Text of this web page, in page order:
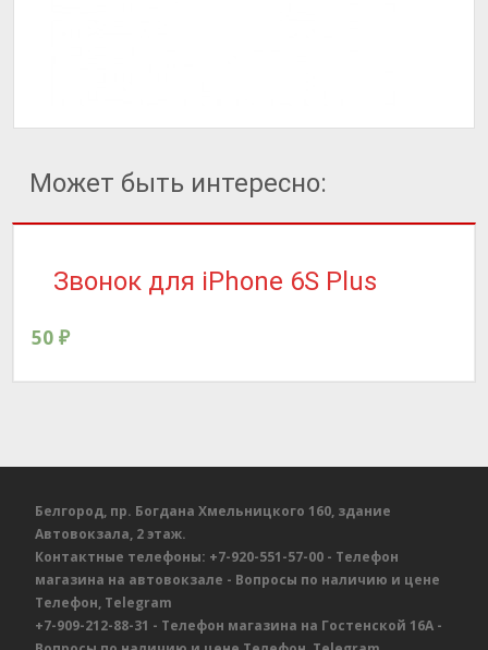
Может быть интересно:
Звонок для iPhone 6S Plus
50 ₽
Белгород, пр. Богдана Хмельницкого 160, здание
Автовокзала, 2 этаж.
Контактные телефоны: +7-920-551-57-00 - Телефон
магазина на автовокзале - Вопросы по наличию и цене
Телефон, Telegram
+7-909-212-88-31 - Телефон магазина на Гостенской 16А -